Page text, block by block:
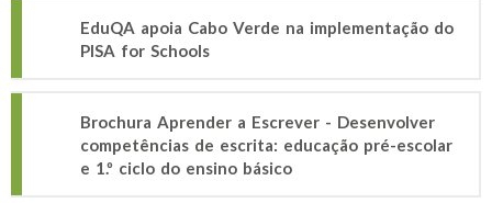
EduQA apoia Cabo Verde na implementação do
PISA for Schools
Brochura Aprender a Escrever - Desenvolver
competências de escrita: educação pré-escolar
e 1.º ciclo do ensino básico